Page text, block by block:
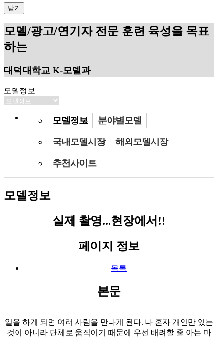
닫기
모델/광고/연기자 전문 훈련 육성을 목표
하는
대덕대학교 K-모델과
모델정보
모델정보 분야별모델
국내모델시장 해외모델시장
추천사이트
모델정보
실제 촬영...현장에서!!
페이지 정보
목록
본문
일을 하게 되면 여러 사람을 만나게 된다. 나 혼자 개인만 있는
것이 아니라 단체로 움직이기 때문에 우선 배려할 줄 아는 마